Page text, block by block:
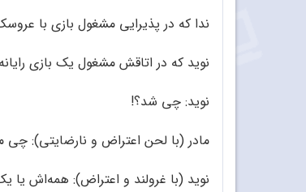
ندا که در پذیرایی مشغول بازی با
نوید که در اتاقش مشغول یک بازی
نوید: چی شد؟!
مادر (با لحن اعتراض و نارضایتی):
نوید (با غرولند و اعتراض): همه‌اش